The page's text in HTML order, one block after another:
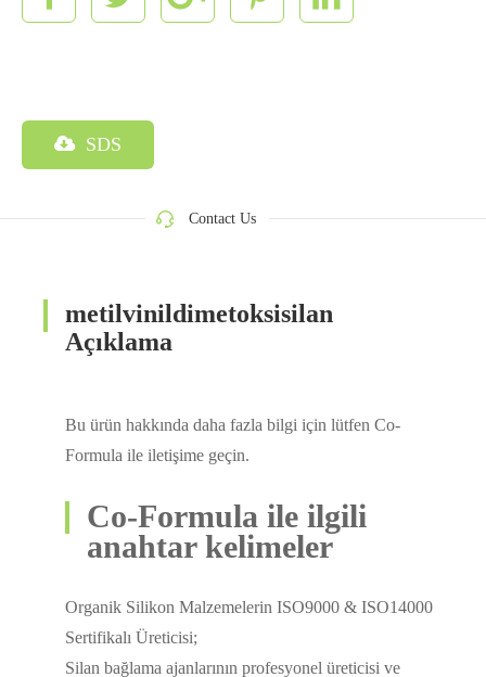
SDS
Contact Us
metilvinildimetoksisilan
Açıklama
Bu ürün hakkında daha fazla bilgi için lütfen Co-
Formula ile iletişime geçin.
Co-Formula ile ilgili
anahtar kelimeler
Organik Silikon Malzemelerin ISO9000 & ISO14000
Sertifikalı Üreticisi;
Silan bağlama ajanlarının profesyonel üreticisi ve